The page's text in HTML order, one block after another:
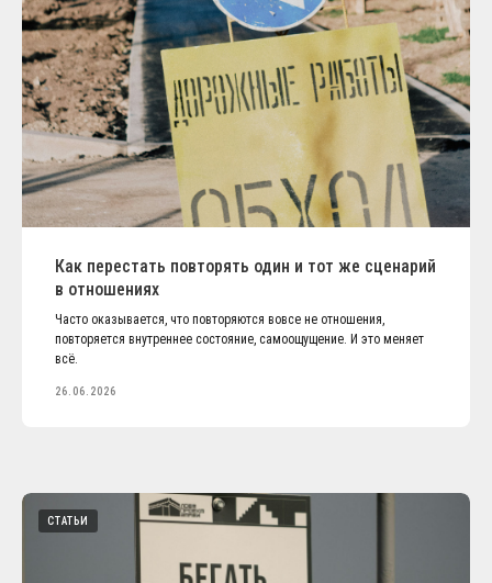
Как перестать повторять один и тот же сценарий
в отношениях
Часто оказывается, что повторяются вовсе не отношения,
повторяется внутреннее состояние, самоощущение. И это меняет
всё.
26.06.2026
СТАТЬИ